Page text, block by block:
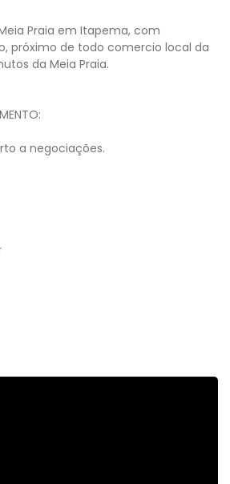
Praia em Itapema, com
próximo de todo comercio local da
da Meia Praia.
a negociações.